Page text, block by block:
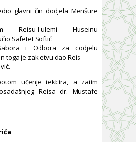
glavni čin dodjela Menšure
Reisu-l-ulemi Huseinu
Safetet Softić
i Odbora za dodjelu
toga je zakletvu dao Reis
učenje tekbira, a zatim
Reisa dr. Mustafe